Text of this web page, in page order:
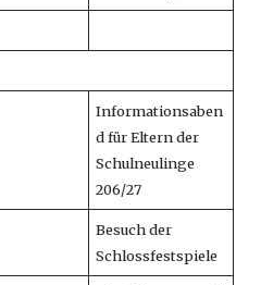
Informationsaben
d für Eltern der
Schulneulinge
206/27
Besuch der
Schlossfestspiele